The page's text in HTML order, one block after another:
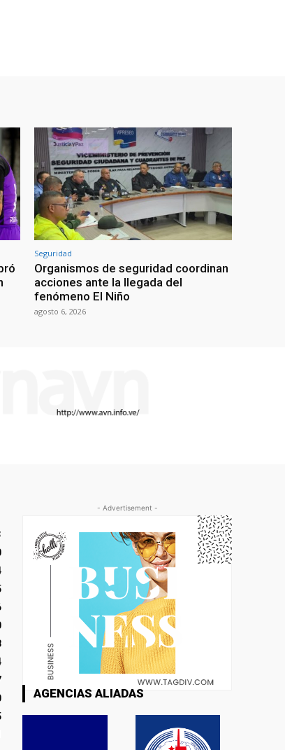
Seguridad
Organismos de seguridad coordinan
acciones ante la llegada del
fenómeno El Niño
agosto 6, 2026
- Advertisement -
AGENCIAS ALIADAS